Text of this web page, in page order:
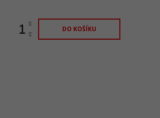
DO KOŠÍKU